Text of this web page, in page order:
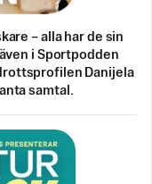
– alla har de sin
i Sportpodden
Danijela
samtal.